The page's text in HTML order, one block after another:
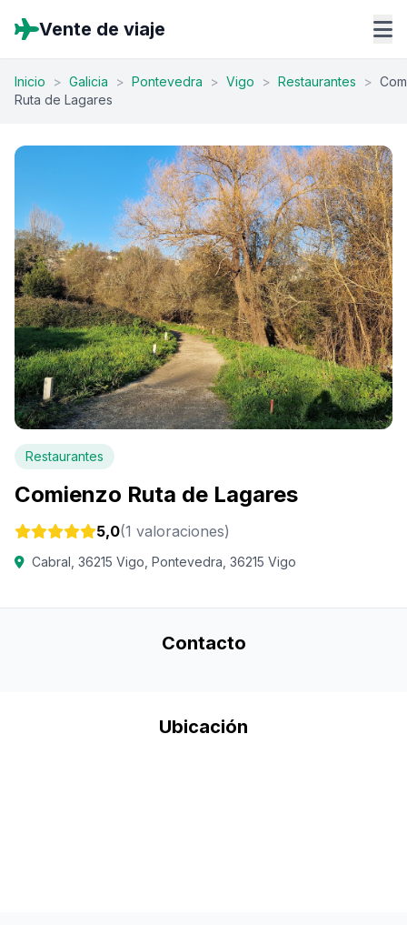
Vente de viaje
Inicio > Galicia > Pontevedra > Vigo > Restaurantes >
Ruta de Lagares
Restaurantes
Comienzo Ruta de Lagares
5,0(1 valoraciones)
Cabral, 36215 Vigo, Pontevedra, 36215 Vigo
Contacto
Ubicación